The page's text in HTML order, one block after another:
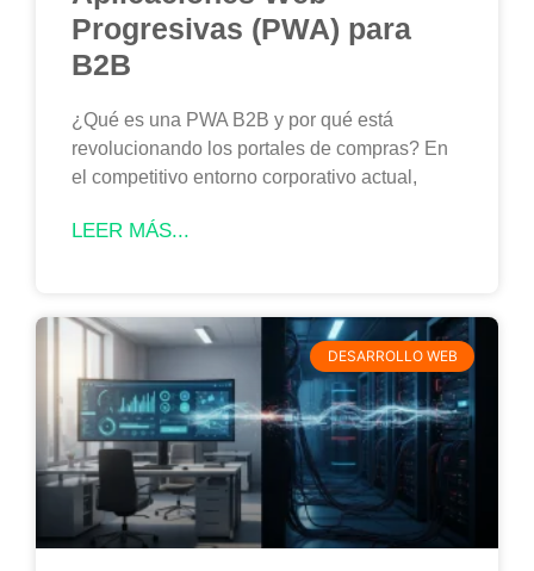
Progresivas (PWA) para
B2B
¿Qué es una PWA B2B y por qué está
revolucionando los portales de compras? En
el competitivo entorno corporativo actual,
LEER MÁS...
DESARROLLO WEB